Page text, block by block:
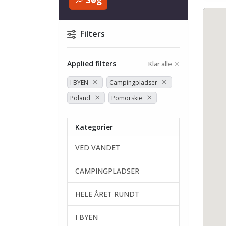
Filters
Applied filters Klar alle
I BYEN
Campingpladser
Poland
Pomorskie
Kategorier
VED VANDET
CAMPINGPLADSER
HELE ÅRET RUNDT
I BYEN